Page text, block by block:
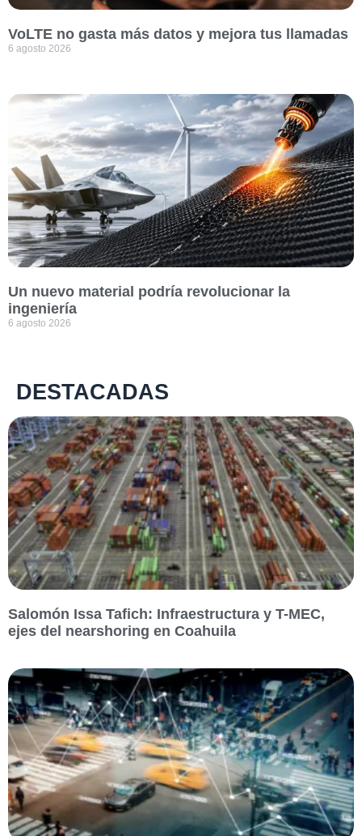
VoLTE no gasta más datos y mejora tus llamadas
6 agosto 2026
Un nuevo material podría revolucionar la
ingeniería
6 agosto 2026
DESTACADAS
Salomón Issa Tafich: Infraestructura y T-MEC,
ejes del nearshoring en Coahuila